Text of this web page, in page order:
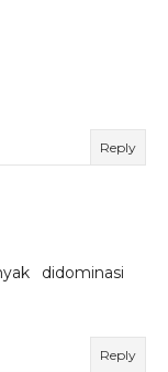
Reply
didominasi
Reply